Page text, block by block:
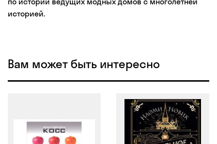
историей.
Вам может быть интересно